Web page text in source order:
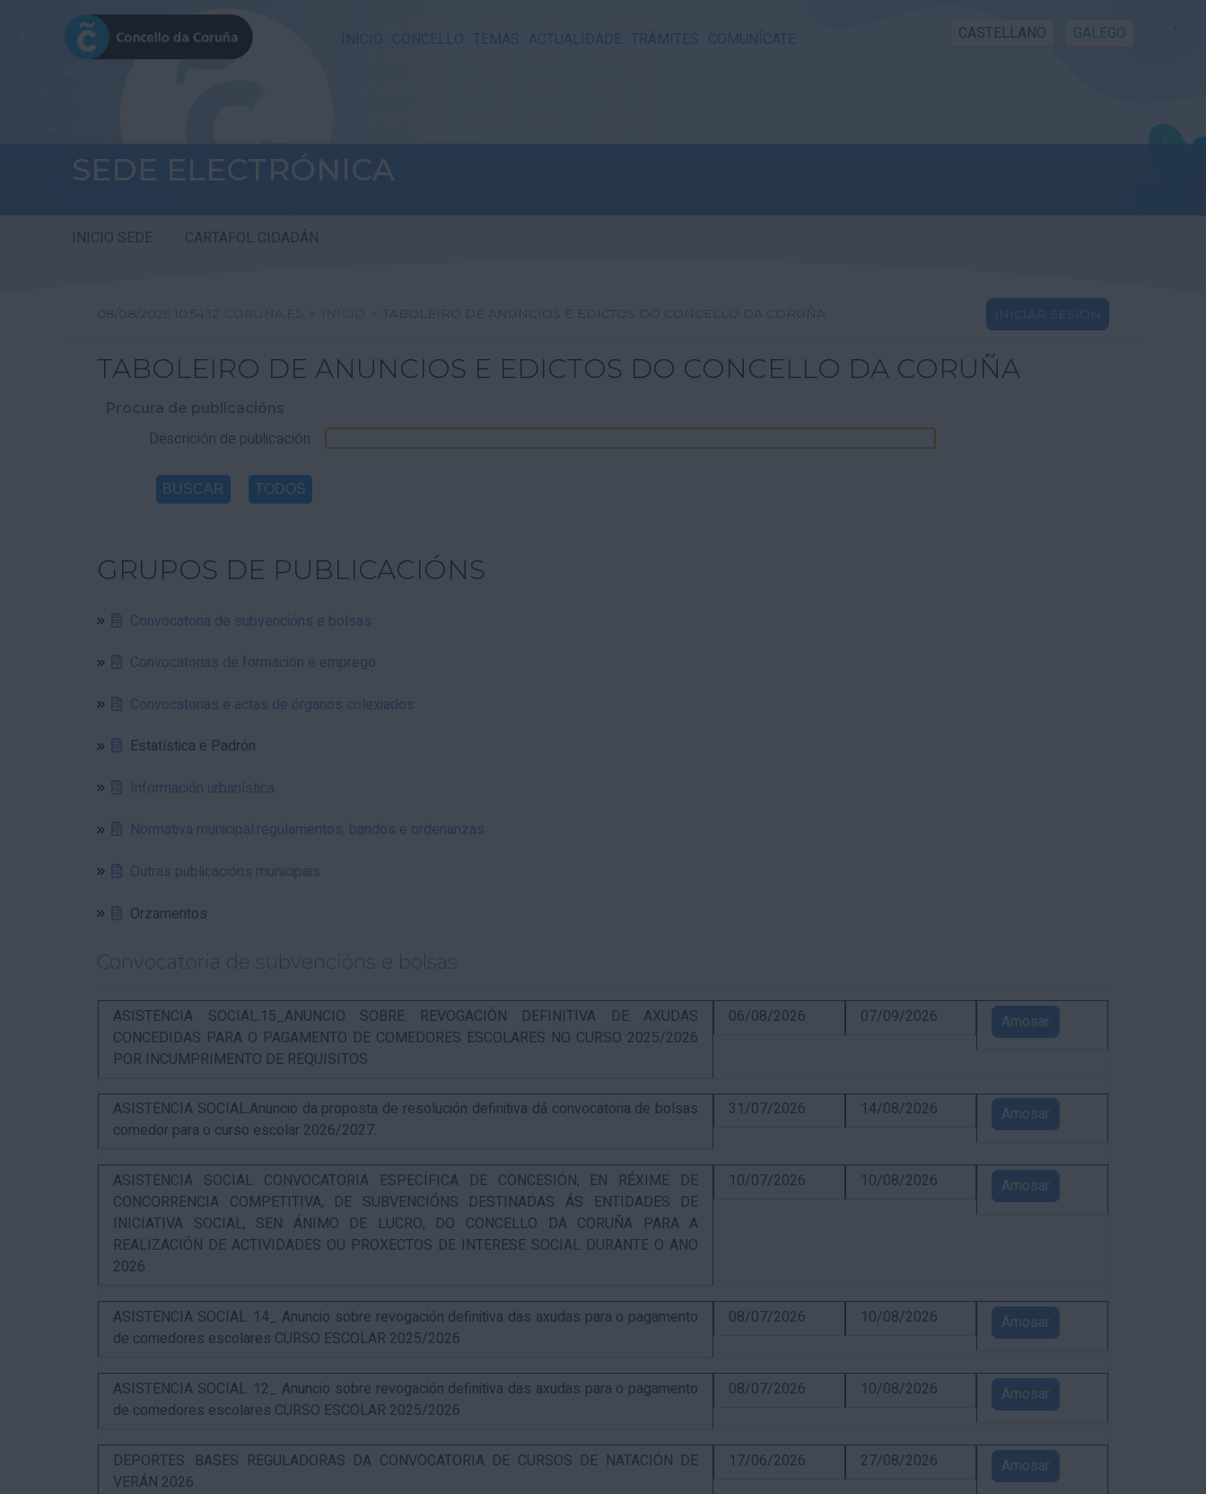
INICIO CONCELLO TEMAS ACTUALIDADE TRÁMITES COMUNÍCATE CASTELLANO GALEGO
SEDE ELECTRÓNICA
INICIO SEDE CARTAFOL CIDADÁN
08/08/2026 10:54:13 CORUNA.ES > INICIO > TABOLEIRO DE ANUNCIOS E EDICTOS DO CONCELLO DA CORUÑA INICIAR SESIÓN
TABOLEIRO DE ANUNCIOS E EDICTOS DO CONCELLO DA CORUÑA
Procura de publicacións
Descrición de publicación
GRUPOS DE PUBLICACIÓNS
Convocatoria de subvencións e bolsas
Convocatorias de formación e emprego
Convocatorias e actas de órganos colexiados
Estatística e Padrón
Información urbanística
Normativa municipal:regulamentos, bandos e ordenanzas
Outras publicacións municipais
Orzamentos
Convocatoria de subvencións e bolsas
ASISTENCIA SOCIAL.15_ANUNCIO SOBRE REVOGACIÓN DEFINITIVA DE AXUDAS
CONCEDIDAS PARA O PAGAMENTO DE COMEDORES ESCOLARES NO CURSO 2025/2026
POR INCUMPRIMENTO DE REQUISITOS
06/08/2026 07/09/2026 Amosar
ASISTENCIA SOCIAL.Anuncio da proposta de resolución definitiva dá convocatoria de bolsas
comedor para o curso escolar 2026/2027.
31/07/2026 14/08/2026 Amosar
ASISTENCIA SOCIAL CONVOCATORIA ESPECÍFICA DE CONCESIÓN, EN RÉXIME DE
CONCORRENCIA COMPETITIVA, DE SUBVENCIÓNS DESTINADAS ÁS ENTIDADES DE
INICIATIVA SOCIAL, SEN ÁNIMO DE LUCRO, DO CONCELLO DA CORUÑA PARA A
REALIZACIÓN DE ACTIVIDADES OU PROXECTOS DE INTERESE SOCIAL DURANTE O ANO
2026
10/07/2026 10/08/2026 Amosar
ASISTENCIA SOCIAL. 14_ Anuncio sobre revogación definitiva das axudas para o pagamento
de comedores escolares CURSO ESCOLAR 2025/2026
08/07/2026 10/08/2026 Amosar
ASISTENCIA SOCIAL. 12_ Anuncio sobre revogación definitiva das axudas para o pagamento
de comedores escolares CURSO ESCOLAR 2025/2026
08/07/2026 10/08/2026 Amosar
DEPORTES. BASES REGULADORAS DA CONVOCATORIA DE CURSOS DE NATACIÓN DE
VERÁN 2026
17/06/2026 27/08/2026 Amosar